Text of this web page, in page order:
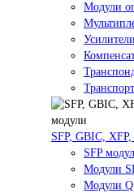
Модули
SFP, GBIC,
SFP
Модули
Модули